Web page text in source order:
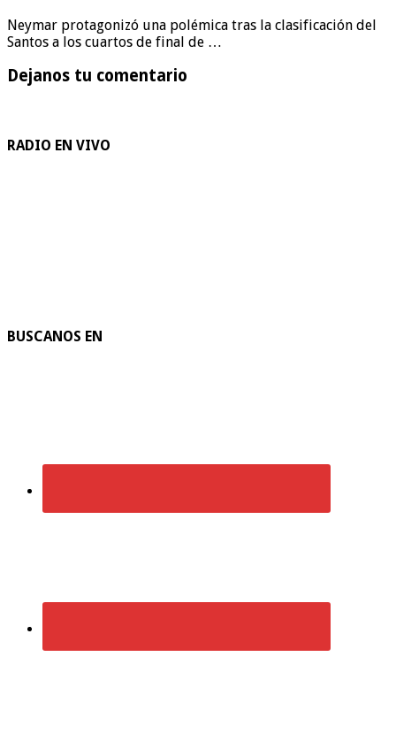
Neymar protagonizó una polémica tras la clasificación del
Santos a los cuartos de final de …
Dejanos tu comentario
RADIO EN VIVO
BUSCANOS EN